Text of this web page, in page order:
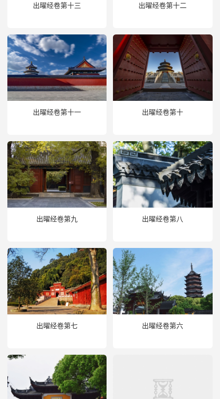
出曜经卷第十三 出曜经卷第十二
出曜经卷第十一 出曜经卷第十
出曜经卷第九 出曜经卷第八
出曜经卷第七 出曜经卷第六